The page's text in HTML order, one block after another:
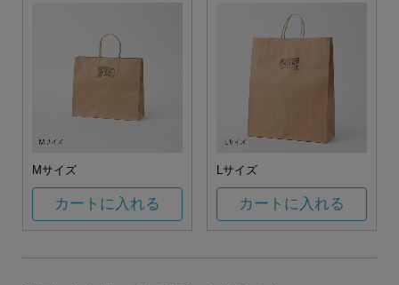
Mサイズ
カートに入れる
Lサイズ
カートに入れる